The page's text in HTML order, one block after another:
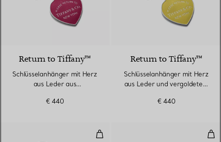
Return to Tiffany™
Schlüsselanhänger mit Herz
aus Leder aus
Messing
€ 440
Return to Tiffany™
Schlüsselanhänger mit Herz
aus Leder und vergoldetem
€ 440
Schlüsselanhänger mit Herz